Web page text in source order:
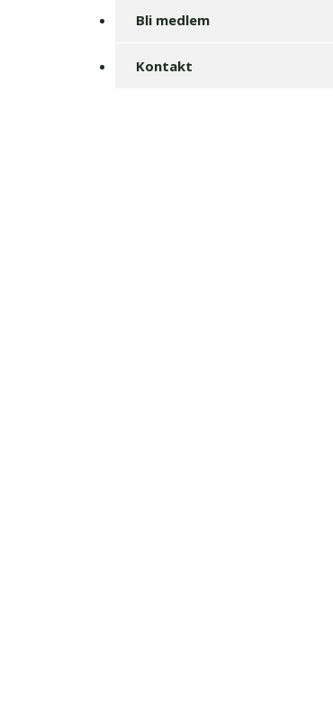
Bli medlem
Kontakt